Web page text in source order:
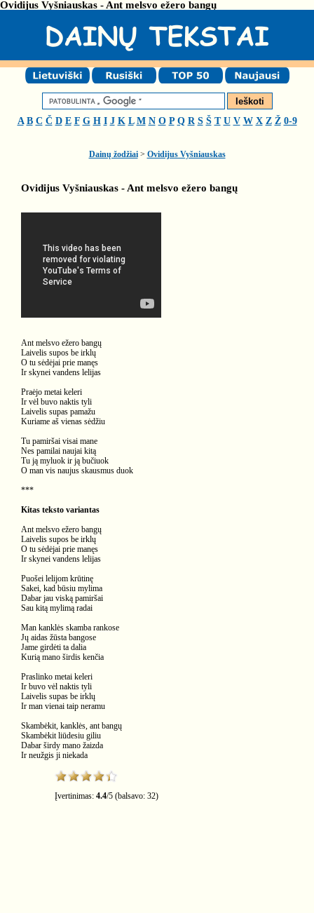
Ovidijus Vyšniauskas - Ant melsvo ežero bangų
A B C Č D E F G H I J K L M N O P Q R S Š T U V W X Z Ž 0-9
Dainų žodžiai> Ovidijus Vyšniauskas
Ovidijus Vyšniauskas - Ant melsvo ežero bangų
Ant melsvo ežero bangų
Laivelis supos be irklų
O tu sėdėjai prie manęs
Ir skynei vandens lelijas
Praėjo metai keleri
Ir vėl buvo naktis tyli
Laivelis supas pamažu
Kuriame aš vienas sėdžiu
Tu pamiršai visai mane
Nes pamilai naujai kitą
Tu ją myluok ir ją bučiuok
O man vis naujus skausmus duok
***
Kitas teksto variantas
Ant melsvo ežero bangų
Laivelis supos be irklų
O tu sėdėjai prie manęs
Ir skynei vandens lelijas
Puošei lelijom krūtinę
Sakei, kad būsiu mylima
Dabar jau viską pamiršai
Sau kitą mylimą radai
Man kanklės skamba rankose
Jų aidas žūsta bangose
Jame girdėti ta dalia
Kurią mano širdis kenčia
Praslinko metai keleri
Ir buvo vėl naktis tyli
Laivelis supas be irklų
Ir man vienai taip neramu
Skambėkit, kanklės, ant bangų
Skambėkit liūdesiu giliu
Dabar širdy mano žaizda
Ir neužgis ji niekada
Įvertinimas: 4.4/5 (balsavo: 32)